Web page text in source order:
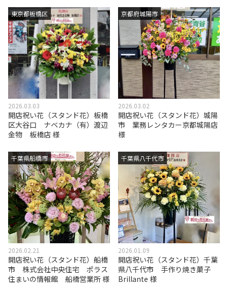
東京都板橋区
2026.03.03
開店祝い花（スタンド花）板橋
区大谷口 ナベカナ（有）渡辺
金物 板橋店 様
京都府城陽市
2026.03.02
開店祝い花（スタンド花）城陽
市 業務レンタカー京都城陽店
様
千葉県船橋市
2026.02.21
開店祝い花（スタンド花）船橋
市 株式会社中央住宅 ポラス
住まいの情報館 船橋営業所 様
千葉県八千代市
2026.01.09
開店祝い花（スタンド花）千葉
県八千代市 手作り焼き菓子
Brillante 様